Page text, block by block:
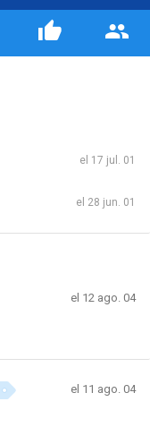
el 17 jul. 01
el 28 jun. 01
el 12 ago. 04
el 11 ago. 04